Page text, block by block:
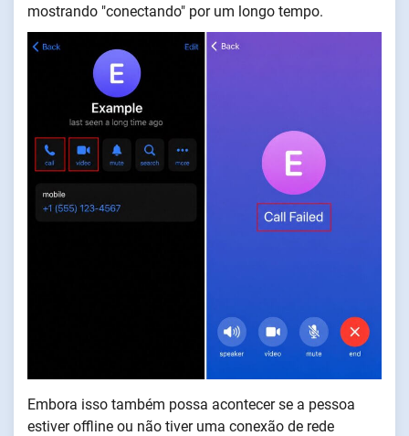
mostrando "conectando" por um longo tempo.
Embora isso também possa acontecer se a pessoa
estiver offline ou não tiver uma conexão de rede